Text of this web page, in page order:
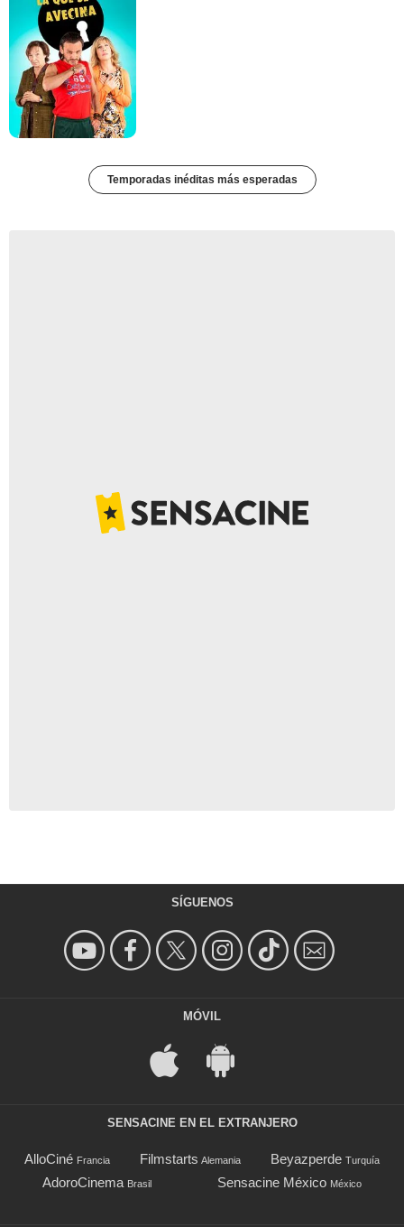
Temporadas inéditas más esperadas
SÍGUENOS
MÓVIL
SENSACINE EN EL EXTRANJERO
AlloCiné Francia Filmstarts Alemania Beyazperde Turquía
AdoroCinema Brasil Sensacine México México